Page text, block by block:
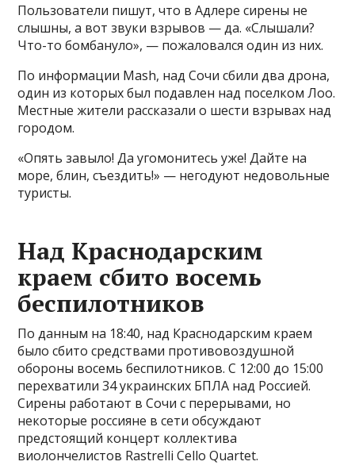
Пользователи пишут, что в Адлере сирены не
слышны, а вот звуки взрывов — да. «Слышали?
Что-то бомбануло», — пожаловался один из них.
По информации Mash, над Сочи сбили два дрона,
один из которых был подавлен над поселком Лоо.
Местные жители рассказали о шести взрывах над
городом.
«Опять завыло! Да угомонитесь уже! Дайте на
море, блин, съездить!» — негодуют недовольные
туристы.
Над Краснодарским
краем сбито восемь
беспилотников
По данным на 18:40, над Краснодарским краем
было сбито средствами противовоздушной
обороны восемь беспилотников. С 12:00 до 15:00
перехватили 34 украинских БПЛА над Россией.
Сирены работают в Сочи с перерывами, но
некоторые россияне в сети обсуждают
предстоящий концерт коллектива
виолончелистов Rastrelli Cello Quartet.